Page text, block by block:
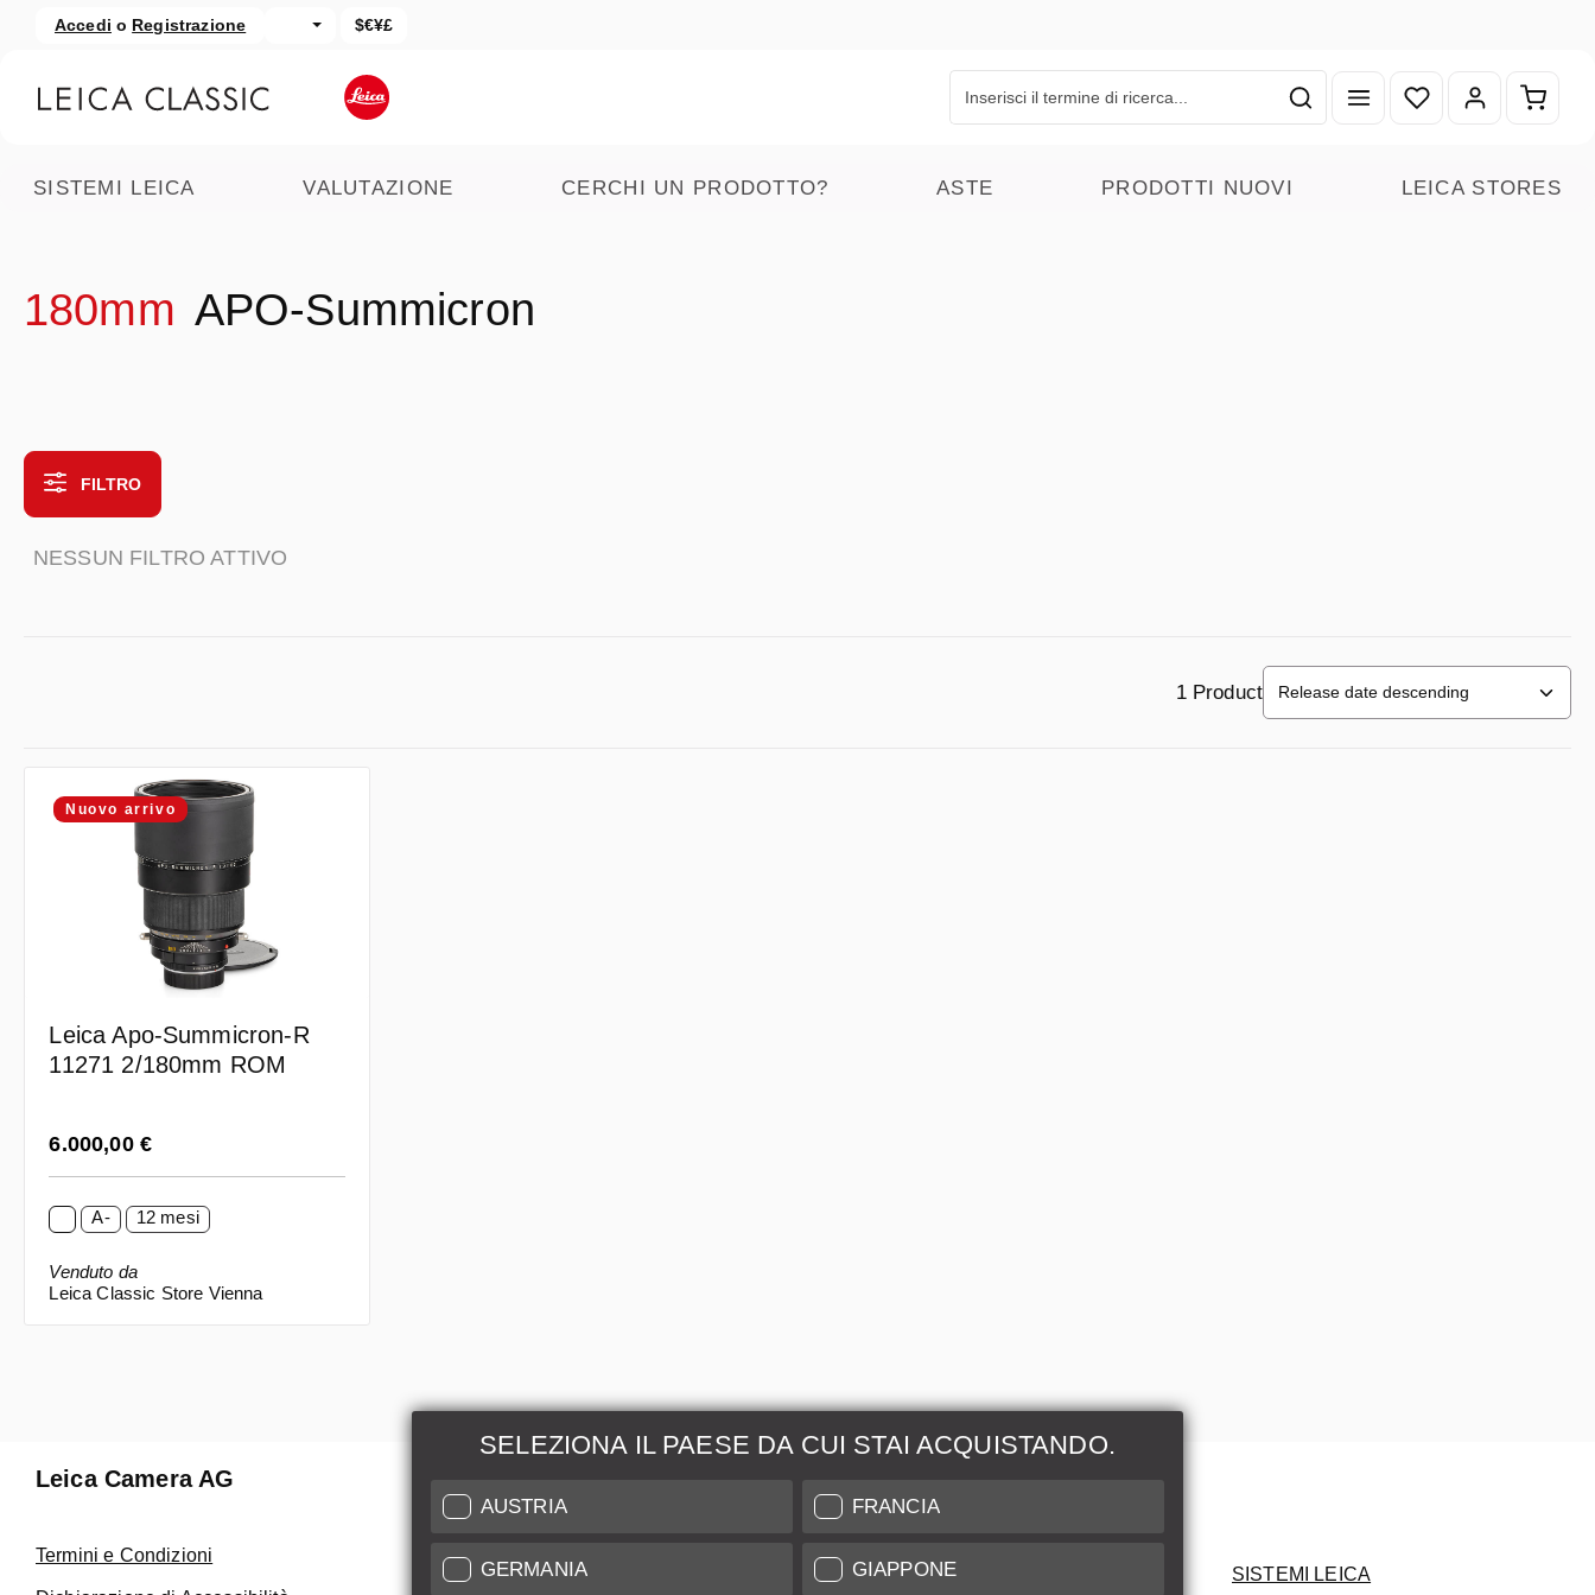
al contenuto principale
Salta alla ricerca
Accedi o Registrazione $€¥£
Hai 0 articoli nella lista
SISTEMI LEICA VALUTAZIONE CERCHI UN PRODOTTO? ASTE PRODOTTI NUOVI LEICA STORES
180mm APO-Summicron
FILTRO
NESSUN FILTRO ATTIVO
1 Product
Nuovo arrivo
Leica Apo-Summicron-R
11271 2/180mm ROM
Prezzo normale:
6.000,00 €
A- 12 mesi
Venduto da
Leica Classic Store Vienna
SELEZIONA IL PAESE DA CUI STAI ACQUISTANDO.
AUSTRIA FRANCIA
GERMANIA GIAPPONE
Leica Camera AG
Termini e Condizioni
Manutenzione &
Riparazione
Fai uso del nostro Leica Customer
Maggiori Informazioni
Indice di Conservazione
SISTEMI LEICA